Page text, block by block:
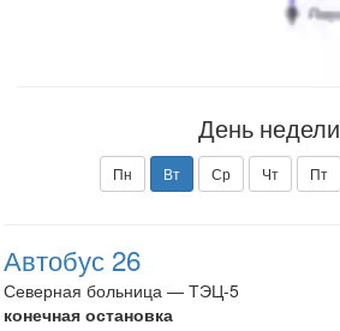
День недели
Пн Вт Ср Чт Пт
Автобус 26
Северная больница — ТЭЦ-5
конечная остановка